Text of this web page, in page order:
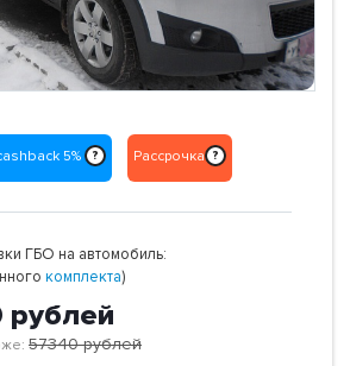
5% ? Рассрочка ?
ГБО на автомобиль:
комплекта)
рублей
57340рублей